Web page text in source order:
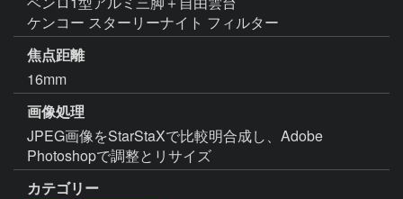
ケンコー スターリーナイト フィルター
焦点距離
16mm
画像処理
JPEG画像をStarStaXで比較明合成し、Adobe
Photoshopで調整とリサイズ
カテゴリー